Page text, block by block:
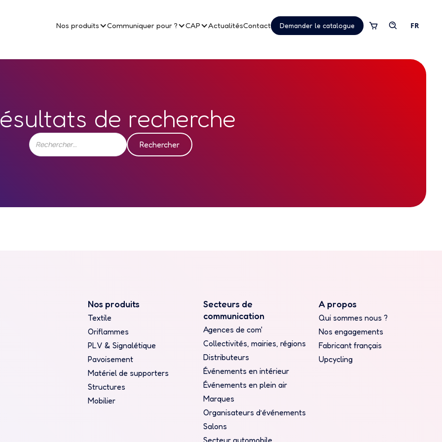
Nos produits Communiquer pour ? CAP ActualitésContact Demander le catalogue FR
de recherche
Nos produits
Textile
Oriflammes
PLV & Signalétique
Pavoisement
Matériel de supporters
Structures
Mobilier
Secteurs de
communication
Agences de com'
Collectivités, mairies, régions
Distributeurs
Événements en intérieur
Événements en plein air
Marques
Organisateurs d’événements
Salons
Secteur automobile
A propos
Qui sommes nous ?
Nos engagements
Fabricant français
Upcycling